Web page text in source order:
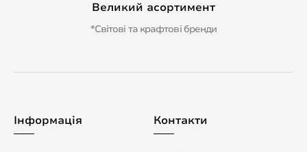
Великий асортимент
*Світові та крафтові бренди
Інформація Контакти